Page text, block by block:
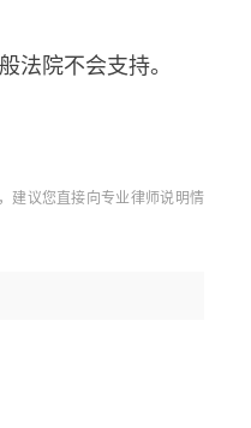
法院不会支持。
建议您直接向专业律师说明情